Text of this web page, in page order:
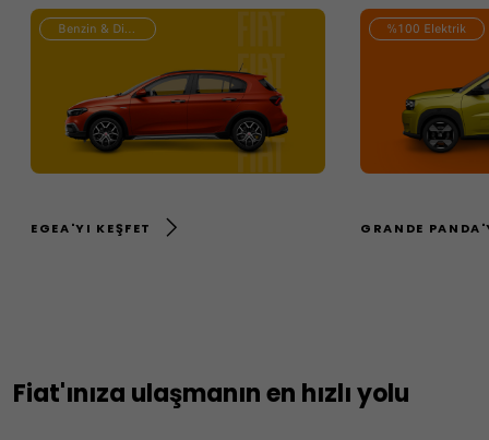
Benzin & Dizel
EGEA'YI KEŞFET
%100 Elektrik
GRANDE
Fiat'ınıza ulaşmanın en hızlı yolu